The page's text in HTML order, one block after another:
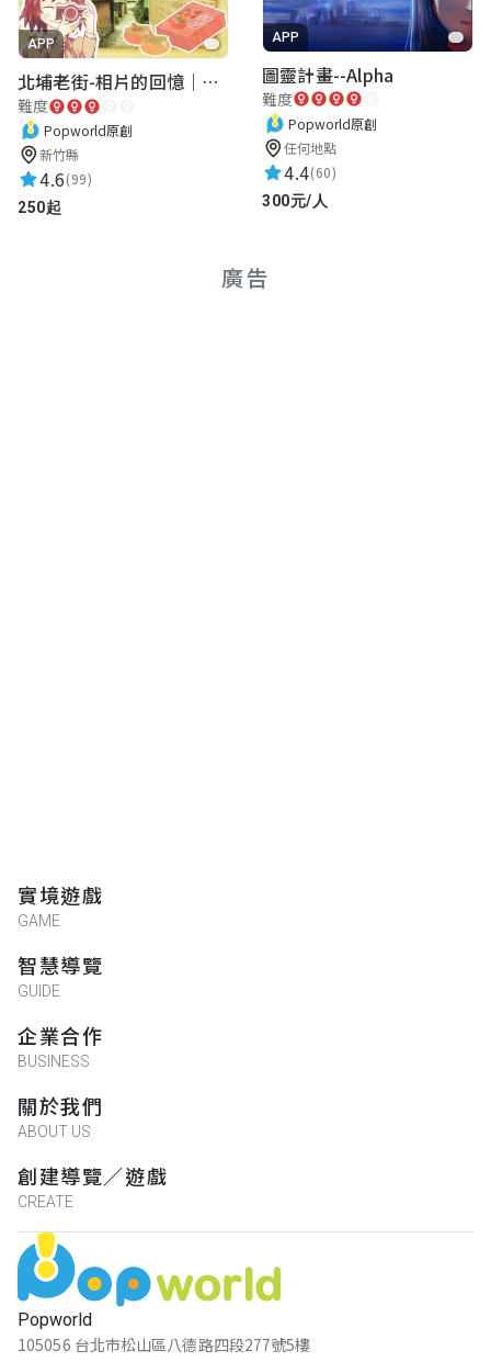
APP
北埔老街-相片的回憶｜新竹老街城市解謎
難度
Popworld原創
新竹縣
4.6(99)
250起
APP
圖靈計畫--Alpha
難度
Popworld原創
任何地點
4.4(60)
300元/人
廣告
Popworld
105056 台北市松山區八德路四段277號5樓
實境遊戲
GAME
智慧導覽
GUIDE
企業合作
BUSINESS
關於我們
ABOUT US
創建導覽／遊戲
CREATE